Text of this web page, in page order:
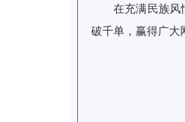
在充满民族风
破千单，赢得广大